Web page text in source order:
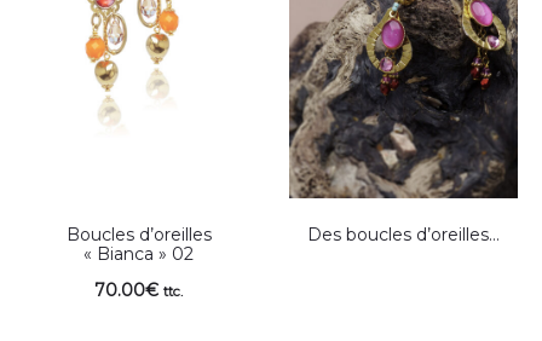
Boucles d’oreilles
« Bianca » 02
70.00€ ttc.
Des boucles d’oreilles…